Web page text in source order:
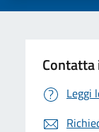
Leggi